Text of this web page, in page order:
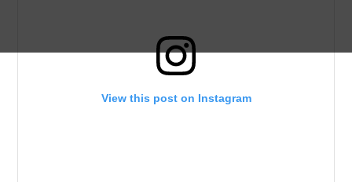
View this post on Instagram